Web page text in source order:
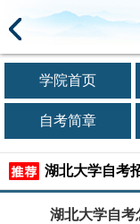
学院首页
自考简章
湖北大学自考
湖北大学自考